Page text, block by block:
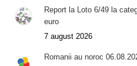
Report la Loto 6/49 la
euro
7 august 2026
Romanii au noroc